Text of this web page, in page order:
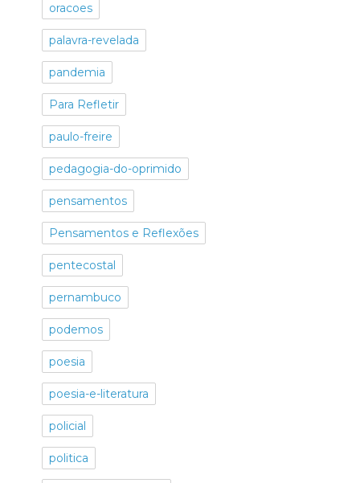
oracoes
palavra-revelada
pandemia
Para Refletir
paulo-freire
pedagogia-do-oprimido
pensamentos
Pensamentos e Reflexões
pentecostal
pernambuco
podemos
poesia
poesia-e-literatura
policial
politica